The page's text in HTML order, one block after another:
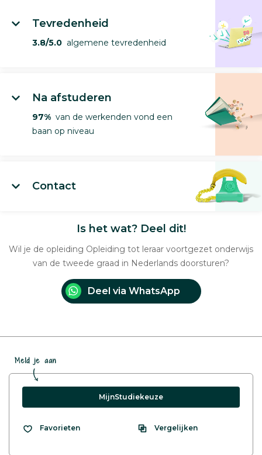
Tevredenheid
3.8/5.0 algemene tevredenheid
Na afstuderen
97% van de werkenden vond een
baan op niveau
Contact
Is het wat? Deel dit!
Wil je de opleiding Opleiding tot leraar voortgezet onderwijs
van de tweede graad in Nederlands doorsturen?
Deel via WhatsApp
Meld je aan
MijnStudiekeuze
Favorieten Vergelijken